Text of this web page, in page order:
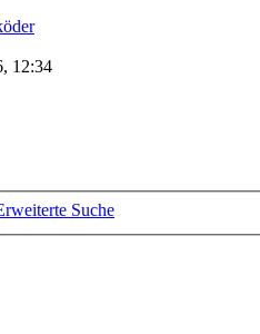
12:34
Suche